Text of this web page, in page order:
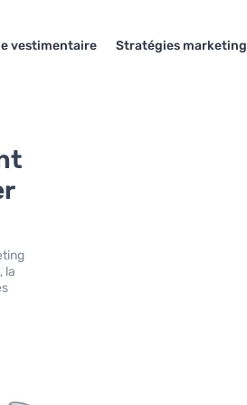
vestimentaire Stratégies marketing
la